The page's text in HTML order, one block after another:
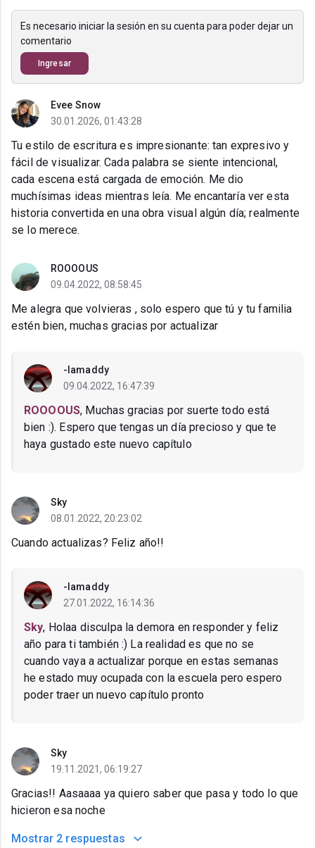
Es necesario iniciar la sesión en su cuenta para poder dejar un
comentario
Ingresar
Evee Snow
30.01.2026, 01:43:28
Tu estilo de escritura es impresionante: tan expresivo y
fácil de visualizar. Cada palabra se siente intencional,
cada escena está cargada de emoción. Me dio
muchísimas ideas mientras leía. Me encantaría ver esta
historia convertida en una obra visual algún día; realmente
se lo merece.
ROOOOUS
09.04.2022, 08:58:45
Me alegra que volvieras , solo espero que tú y tu familia
estén bien, muchas gracias por actualizar
-Iamaddy
09.04.2022, 16:47:39
ROOOOUS, Muchas gracias por suerte todo está
bien :). Espero que tengas un día precioso y que te
haya gustado este nuevo capítulo
Sky
08.01.2022, 20:23:02
Cuando actualizas? Feliz año!!
-Iamaddy
27.01.2022, 16:14:36
Sky, Holaa disculpa la demora en responder y feliz
año para ti también :) La realidad es que no se
cuando vaya a actualizar porque en estas semanas
he estado muy ocupada con la escuela pero espero
poder traer un nuevo capítulo pronto
Sky
19.11.2021, 06:19:27
Gracias!! Aasaaaa ya quiero saber que pasa y todo lo que
hicieron esa noche
Mostrar 2 respuestas